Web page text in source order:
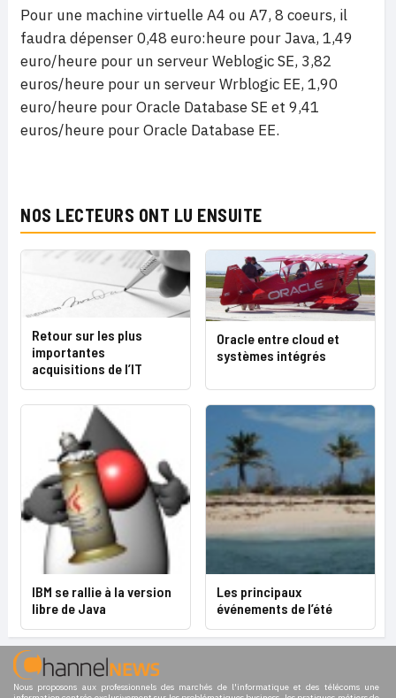
Pour une machine virtuelle A4 ou A7, 8 coeurs, il
faudra dépenser 0,48 euro:heure pour Java, 1,49
euro/heure pour un serveur Weblogic SE, 3,82
euros/heure pour un serveur Wrblogic EE, 1,90
euro/heure pour Oracle Database SE et 9,41
euros/heure pour Oracle Database EE.
NOS LECTEURS ONT LU ENSUITE
Retour sur les plus
importantes
acquisitions de l’IT
Oracle entre cloud et
systèmes intégrés
IBM se rallie à la version
libre de Java
Les principaux
événements de l’été
Nous proposons aux professionnels des marchés de l'informatique et des télécoms une